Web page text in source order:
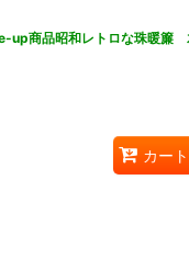
up商品昭和レトロな珠
カー